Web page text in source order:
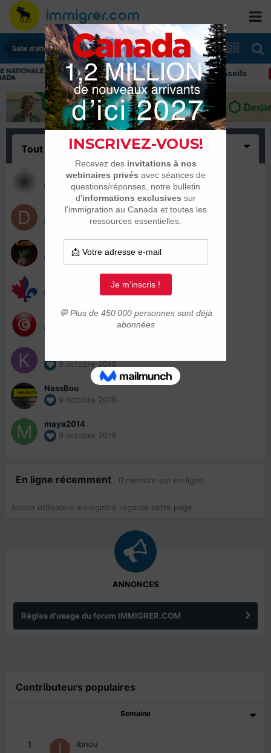
Salle d'attente - échanges de dates
Immigrer au Canada: ressources et conseils
Tout
Mayamarya
9 octobre 2019
dadoutunis
9 octobre 2019
tony.chopper
9 octobre 2019
torepadufeu
9 octobre 2019
tsouha
9 octobre 2019
NassBou
9 octobre 2019
maya2014
9 octobre 2019
En ligne récemment 0 membre est en ligne
Aucun utilisateur enregistré regarde cette page.
ANNONCES
Règles d'usage du forum IMMIGRER.COM
Contributeurs populaires
Semaine
1 ibnou